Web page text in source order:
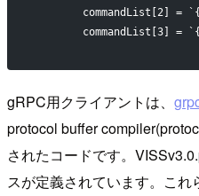
commandList[2] =
commandList[3] =
gRPC用クライアントは、
protocol buffer
されたコードです。
スが定義されています。こ